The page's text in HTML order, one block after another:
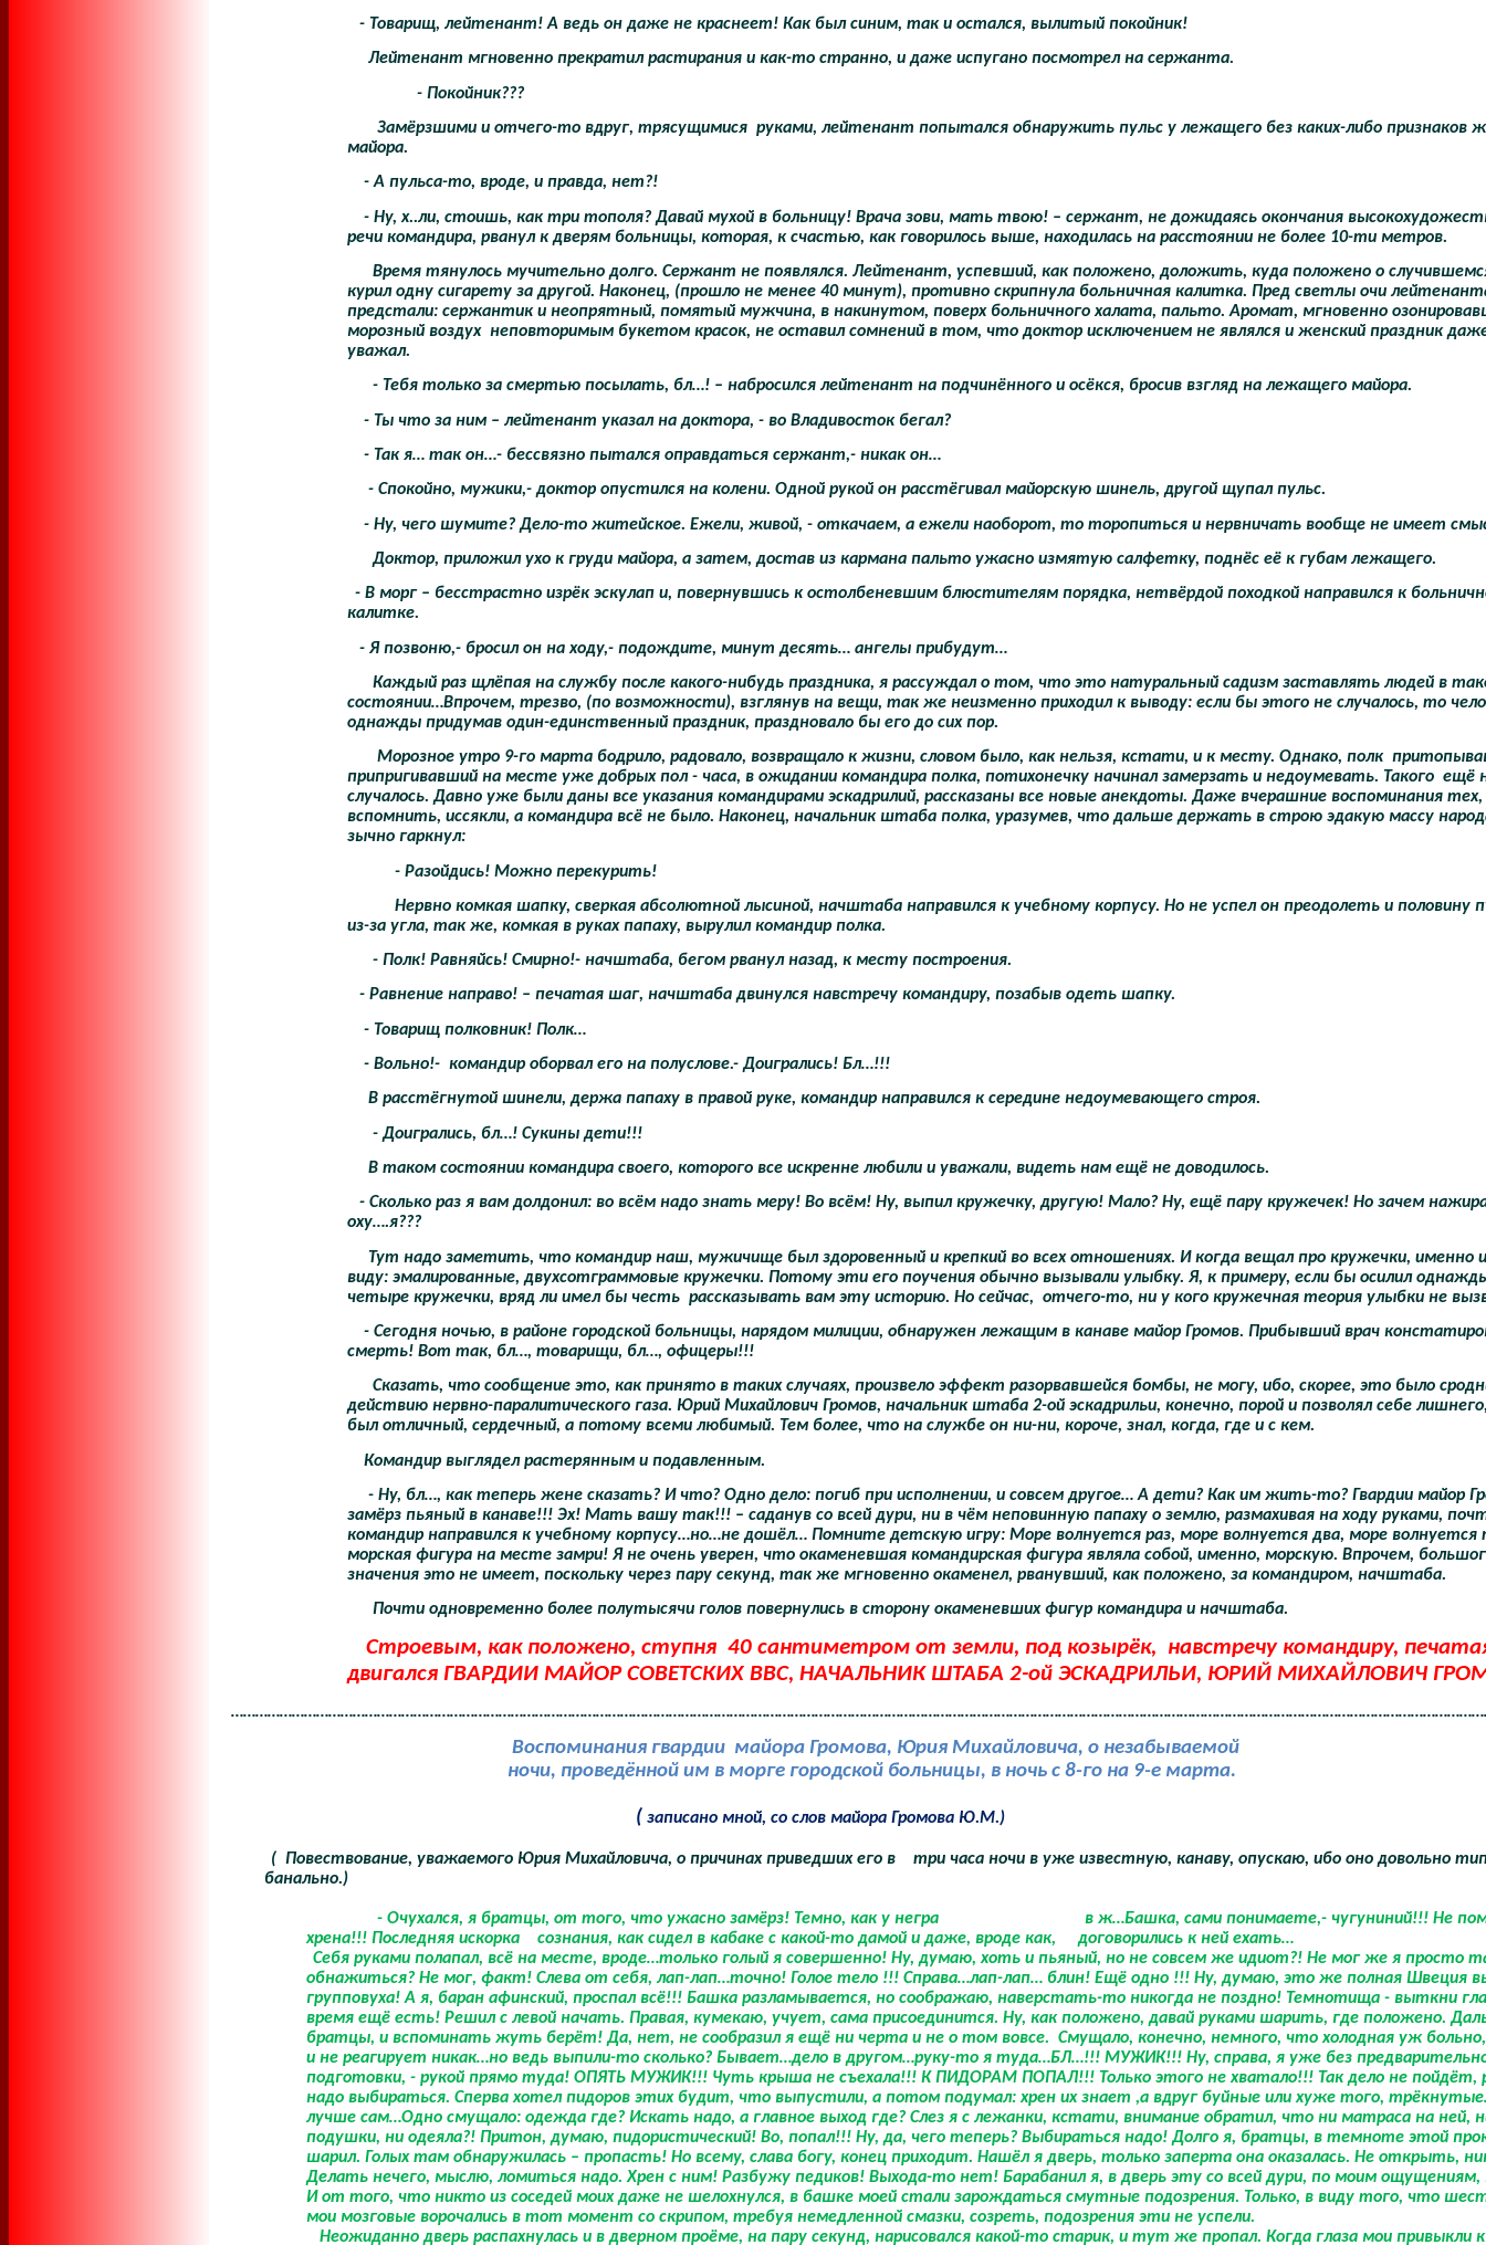
- Товарищ, лейтенант! А ведь он даже не краснеет! Как был синим, так и остался, вылитый покойник!
Лейтенант мгновенно прекратил растирания и как-то странно, и даже испугано посмотрел на сержанта.
- Покойник???
Замёрзшими и отчего-то вдруг, трясущимися руками, лейтенант попытался обнаружить пульс у лежащего без каких-либо признаков
майора.
- А пульса-то, вроде, и правда, нет?!
- Ну, х..ли, стоишь, как три тополя? Давай мухой в больницу! Врача зови, мать твою! – сержант, не дожидаясь окончания
речи командира, рванул к дверям больницы, которая, к счастью, как говорилось выше, находилась на расстоянии не более 10-ти метров.
Время тянулось мучительно долго. Сержант не появлялся. Лейтенант, успевший, как положено, доложить, куда положено о
курил одну сигарету за другой. Наконец, (прошло не менее 40 минут), противно скрипнула больничная калитка. Пред светлы очи
предстали: сержантик и неопрятный, помятый мужчина, в накинутом, поверх больничного халата, пальто. Аромат, мгновенно
морозный воздух неповторимым букетом красок, не оставил сомнений в том, что доктор исключением не являлся и женский праздник
уважал.
- Тебя только за смертью посылать, бл…! – набросился лейтенант на подчинённого и осёкся, бросив взгляд на лежащего майора.
- Ты что за ним – лейтенант указал на доктора, - во Владивосток бегал?
- Так я… так он…- бессвязно пытался оправдаться сержант,- никак он…
- Спокойно, мужики,- доктор опустился на колени. Одной рукой он расстёгивал майорскую шинель, другой щупал пульс.
- Ну, чего шумите? Дело-то житейское. Ежели, живой, - откачаем, а ежели наоборот, то торопиться и нервничать вообще не имеет
Доктор, приложил ухо к груди майора, а затем, достав из кармана пальто ужасно измятую салфетку, поднёс её к губам лежащего.
- В морг – бесстрастно изрёк эскулап и, повернувшись к остолбеневшим блюстителям порядка, нетвёрдой походкой направился к
калитке.
- Я позвоню,- бросил он на ходу,- подождите, минут десять… ангелы прибудут…
Каждый раз щлёпая на службу после какого-нибудь праздника, я рассуждал о том, что это натуральный садизм заставлять людей в
состоянии…Впрочем, трезво, (по возможности), взглянув на вещи, так же неизменно приходил к выводу: если бы этого не случалось, то
однажды придумав один-единственный праздник, праздновало бы его до сих пор.
Морозное утро 9-го марта бодрило, радовало, возвращало к жизни, словом было, как нельзя, кстати, и к месту. Однако, полк
припригивавший на месте уже добрых пол - часа, в ожидании командира полка, потихонечку начинал замерзать и недоумевать. Такого ещё
случалось. Давно уже были даны все указания командирами эскадрилий, рассказаны все новые анекдоты. Даже вчерашние воспоминания
вспомнить, иссякли, а командира всё не было. Наконец, начальник штаба полка, уразумев, что дальше держать в строю эдакую массу
зычно гаркнул:
- Разойдись! Можно перекурить!
Нервно комкая шапку, сверкая абсолютной лысиной, начштаба направился к учебному корпусу. Но не успел он преодолеть и половину
из-за угла, так же, комкая в руках папаху, вырулил командир полка.
- Полк! Равняйсь! Смирно!- начштаба, бегом рванул назад, к месту построения.
- Равнение направо! – печатая шаг, начштаба двинулся навстречу командиру, позабыв одеть шапку.
- Товарищ полковник! Полк…
- Вольно!- командир оборвал его на полуслове.- Доигрались! Бл…!!!
В расстёгнутой шинели, держа папаху в правой руке, командир направился к середине недоумевающего строя.
- Доигрались, бл…! Сукины дети!!!
В таком состоянии командира своего, которого все искренне любили и уважали, видеть нам ещё не доводилось.
- Сколько раз я вам долдонил: во всём надо знать меру! Во всём! Ну, выпил кружечку, другую! Мало? Ну, ещё пару кружечек! Но зачем
оху….я???
Тут надо заметить, что командир наш, мужичище был здоровенный и крепкий во всех отношениях. И когда вещал про кружечки, именно
виду: эмалированные, двухсотграммовые кружечки. Потому эти его поучения обычно вызывали улыбку. Я, к примеру, если бы осилил
четыре кружечки, вряд ли имел бы честь рассказывать вам эту историю. Но сейчас, отчего-то, ни у кого кружечная теория улыбки не
- Сегодня ночью, в районе городской больницы, нарядом милиции, обнаружен лежащим в канаве майор Громов. Прибывший врач
смерть! Вот так, бл…, товарищи, бл…, офицеры!!!
Сказать, что сообщение это, как принято в таких случаях, произвело эффект разорвавшейся бомбы, не могу, ибо, скорее, это было
действию нервно-паралитического газа. Юрий Михайлович Громов, начальник штаба 2-ой эскадрильи, конечно, порой и позволял себе
был отличный, сердечный, а потому всеми любимый. Тем более, что на службе он ни-ни, короче, знал, когда, где и с кем.
Командир выглядел растерянным и подавленным.
- Ну, бл…, как теперь жене сказать? И что? Одно дело: погиб при исполнении, и совсем другое… А дети? Как им жить-то? Гвардии майор
замёрз пьяный в канаве!!! Эх! Мать вашу так!!! – саданув со всей дури, ни в чём неповинную папаху о землю, размахивая на ходу руками,
командир направился к учебному корпусу…но…не дошёл… Помните детскую игру: Море волнуется раз, море волнуется два, море волнуется
морская фигура на месте замри! Я не очень уверен, что окаменевшая командирская фигура являла собой, именно, морскую. Впрочем,
значения это не имеет, поскольку через пару секунд, так же мгновенно окаменел, рванувший, как положено, за командиром, начштаба.
Почти одновременно более полутысячи голов повернулись в сторону окаменевших фигур командира и начштаба.
Строевым, как положено, ступня 40 сантиметром от земли, под козырёк, навстречу командиру,
двигался ГВАРДИИ МАЙОР СОВЕТСКИХ ВВС, НАЧАЛЬНИК ШТАБА 2-ой ЭСКАДРИЛЬИ, ЮРИЙ МИХАЙЛОВИЧ
Воспоминания гвардии майора Громова, Юрия Михайловича, о незабываемой
ночи, проведённой им в морге городской больницы, в ночь с 8-го на 9-е марта.
( записано мной, со слов майора Громова Ю.М.)
( Повествование, уважаемого Юрия Михайловича, о причинах приведших его в
три часа ночи в уже известную, канаву, опускаю, ибо оно довольно
банально.)
- Очухался, я братцы, от того, что ужасно замёрз! Темно, как у негра
в ж…Башка, сами понимаете,- чугуниний!!! Не
хрена!!! Последняя искорка
сознания, как сидел в кабаке с какой-то дамой и даже, вроде как,
договорились к ней ехать…
Себя руками полапал, всё на месте, вроде…только голый я совершенно! Ну, думаю, хоть и пьяный, но не совсем же идиот?! Не мог же я просто
обнажиться? Не мог, факт! Слева от себя, лап-лап…точно! Голое тело !!! Справа…лап-лап… блин! Ещё одно !!! Ну, думаю, это же полная Швеция
групповуха! А я, баран афинский, проспал всё!!! Башка разламывается, но соображаю, наверстать-то никогда не поздно! Темнотища - выткни
время ещё есть! Решил с левой начать. Правая, кумекаю, учует, сама присоединится. Ну, как положено, давай руками шарить, где положено.
братцы, и вспоминать жуть берёт! Да, нет, не сообразил я ещё ни черта и не о том вовсе. Смущало, конечно, немного, что холодная уж
и не реагирует никак…но ведь выпили-то сколько? Бывает…дело в другом…руку-то я туда…БЛ…!!! МУЖИК!!! Ну, справа, я уже без
подготовки, - рукой прямо туда! ОПЯТЬ МУЖИК!!! Чуть крыша не съехала!!! К ПИДОРАМ ПОПАЛ!!! Только этого не хватало!!! Так дело не пойдёт,
надо выбираться. Сперва хотел пидоров этих будит, что выпустили, а потом подумал: хрен их знает ,а вдруг буйные или хуже того,
лучше сам…Одно смущало: одежда где? Искать надо, а главное выход где? Слез я с лежанки, кстати, внимание обратил, что ни матраса на ней,
подушки, ни одеяла?! Притон, думаю, пидористический! Во, попал!!! Ну, да, чего теперь? Выбираться надо! Долго я, братцы, в темноте этой
шарил. Голых там обнаружилась – пропасть! Но всему, слава богу, конец приходит. Нашёл я дверь, только заперта она оказалась. Не открыть,
Делать нечего, мыслю, ломиться надо. Хрен с ним! Разбужу педиков! Выхода-то нет! Барабанил я, в дверь эту со всей дури, по моим ощущениям,
И от того, что никто из соседей моих даже не шелохнулся, в башке моей стали зарождаться смутные подозрения. Только, в виду того, что
мои мозговые ворочались в тот момент со скрипом, требуя немедленной смазки, созреть, подозрения эти не успели.
Неожиданно дверь распахнулась и в дверном проёме, на пару секунд, нарисовался какой-то старик, и тут же пропал. Когда глаза мои привыкли